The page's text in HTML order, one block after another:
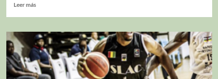
Leer más